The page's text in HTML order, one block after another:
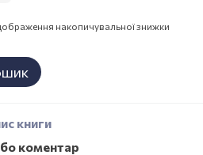
накопичувальної знижки
книги
коментар